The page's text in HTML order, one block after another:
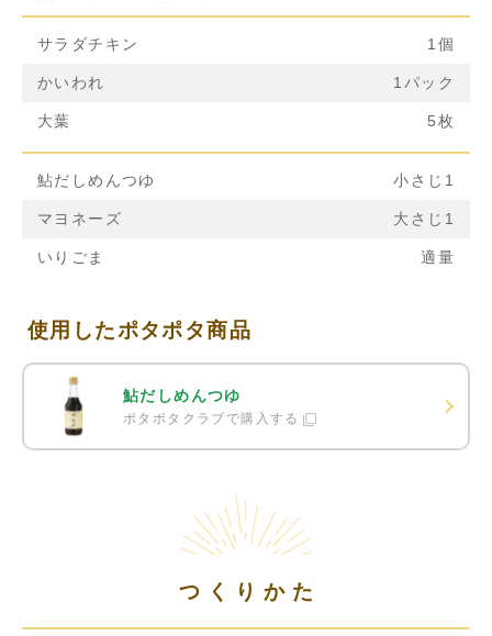
サラダチキン 1個
かいわれ 1パック
大葉 5枚
鮎だしめんつゆ 小さじ1
マヨネーズ 大さじ1
いりごま 適量
使用したポタポタ商品
鮎だしめんつゆ
ポタポタクラブで購入する
つくりかた